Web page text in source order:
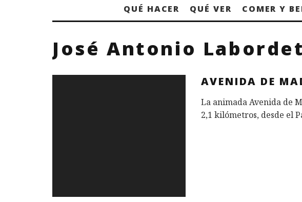
QUÉ HACER QUÉ VER COMER Y
José Antonio
AVENIDA DE
La animada Avenida de
2,1 kilómetros, desde el